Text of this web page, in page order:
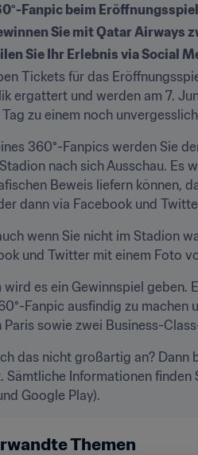
Fanpic beim
Sie mit Qatar Airways
Sie Ihr Erlebnis via Social
Tickets für das
ergattert und werden am 7.
zu einem noch
360°-Fanpics werden Sie
nach sich Ausschau. Es
Beweis liefern können,
dann via Facebook und
wenn Sie nicht im Stadion
und Twitter mit einem Foto
wird es ein Gewinnspiel geben.
Fanpic ausfindig zu machen
Paris sowie zwei Business-
das nicht großartig an? Dann
Sämtliche Informationen finden
Google Play).
Themen